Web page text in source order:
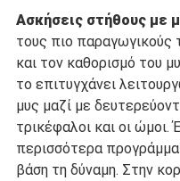
Ασκήσεις στήθους με
τους πιο παραγωγικούς
και τον καθορισμό του
το επιτυγχάνει
μυς μαζί με
τρικέφαλοι και οι ώμοι.
περισσότερα
βάση τη δύναμη. Στην